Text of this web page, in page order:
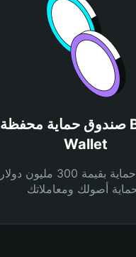
صندوق حماية محفظة Bitget
Wallet
صندوق حماية بقيمة 300 مليون دولار